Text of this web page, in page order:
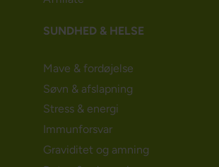
SUNDHED & HELSE
Mave & fordøjelse
Søvn & afslapning
Stress & energi
Immunforsvar
Graviditet og amning